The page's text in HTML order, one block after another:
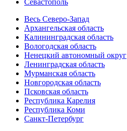
Севастополь
Весь Северо-Запад
Архангельская область
Калининградская область
Вологодская область
Ненецкий автономный округ
Ленинградская область
Мурманская область
Новгородская область
Псковская область
Республика Карелия
Республика Коми
Санкт-Петербург